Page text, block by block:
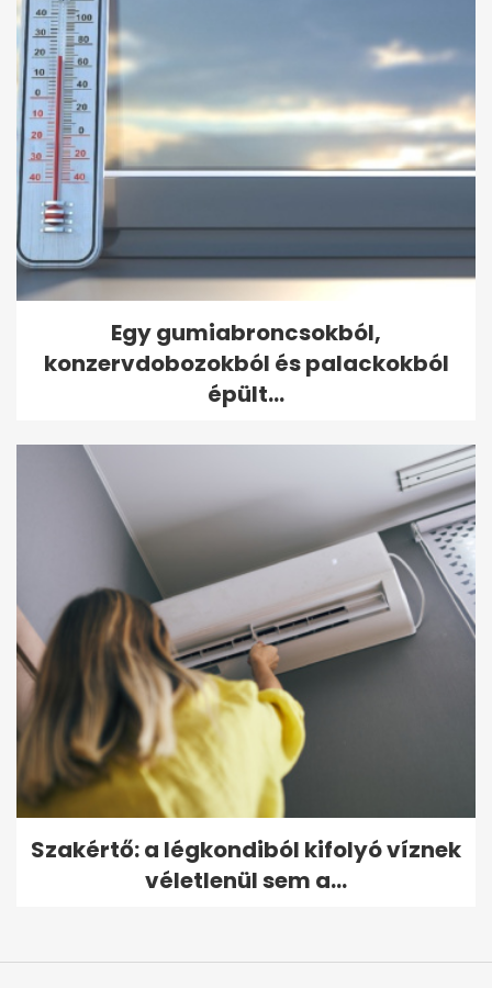
Egy gumiabroncsokból,
konzervdobozokból és palackokból
épült...
Szakértő: a légkondiból kifolyó víznek
véletlenül sem a...